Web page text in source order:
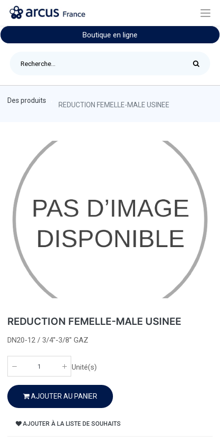
Boutique en ligne
Des produits
REDUCTION FEMELLE-MALE USINEE
REDUCTION FEMELLE-MALE USINEE
DN20-12 / 3/4''-3/8'' GAZ
Unité(s)
AJOUTER AU PANIER
AJOUTER À LA LISTE DE SOUHAITS